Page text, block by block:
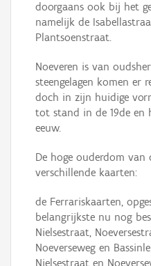
doorgaans ook bij het
namelijk de
Plantsoenstraat.
Noeveren is van
steengelagen komen er
doch in zijn huidige
tot stand in de 19de en
eeuw.
De hoge ouderdom
verschillende kaarten:
de Ferrariskaarten,
belangrijkste nu nog
Nielsestraat,
Noeverseweg en
Nielsestraat en